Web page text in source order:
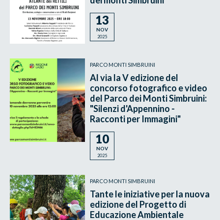
13
NOV
2025
PARCO MONTI SIMBRUINI
Al via la V edizione del
concorso fotografico e video
del Parco dei Monti Simbruini:
"Silenzi d'Appennino -
Racconti per Immagini"
10
NOV
2025
PARCO MONTI SIMBRUINI
Tante le iniziative per la nuova
edizione del Progetto di
Educazione Ambientale